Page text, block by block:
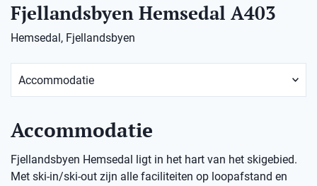
Fjellandsbyen Hemsedal A403
Hemsedal, Fjellandsbyen
Accommodatie
Fjellandsbyen Hemsedal ligt in het hart van het skigebied.
Met ski-in/ski-out zijn alle faciliteiten op loopafstand en